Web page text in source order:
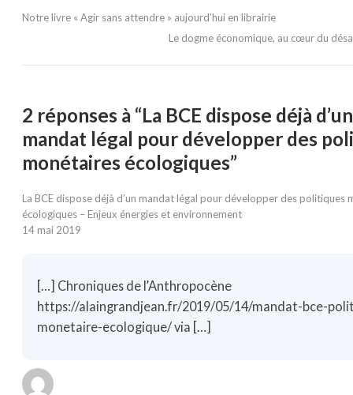
Notre livre « Agir sans attendre » aujourd’hui en librairie
Le dogme économique, au cœur du
2 réponses à “La BCE dispose déjà d’un
mandat légal pour développer des
monétaires écologiques”
La BCE dispose déjà d’un mandat légal pour développer des politiques
écologiques – Enjeux énergies et environnement
14 mai 2019
[…] Chroniques de l’Anthropocène
https://alaingrandjean.fr/2019/05/14/mandat-bce-
monetaire-ecologique/via […]